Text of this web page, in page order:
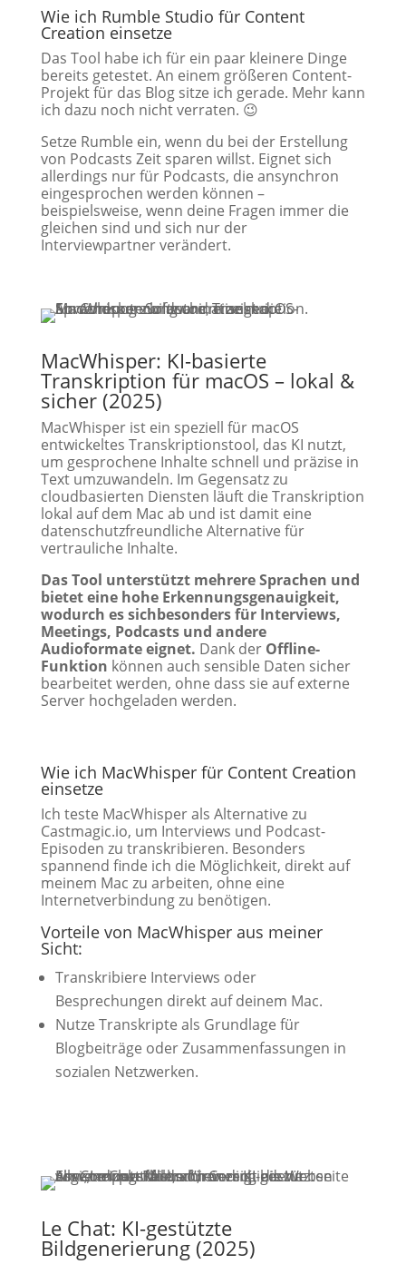
Wie ich Rumble Studio für Content
Creation einsetze
Das Tool habe ich für ein paar kleinere Dinge
bereits getestet. An einem größeren Content-
Projekt für das Blog sitze ich gerade. Mehr kann
ich dazu noch nicht verraten. 😉
Setze Rumble ein, wenn du bei der Erstellung
von Podcasts Zeit sparen willst. Eignet sich
allerdings nur für Podcasts, die ansynchron
eingesprochen werden können –
beispielsweise, wenn deine Fragen immer die
gleichen sind und sich nur der
Interviewpartner verändert.
MacWhisper: KI-basierte
Transkription für macOS – lokal &
sicher (2025)
MacWhisper ist ein speziell für macOS
entwickeltes Transkriptionstool, das KI nutzt,
um gesprochene Inhalte schnell und präzise in
Text umzuwandeln. Im Gegensatz zu
cloudbasierten Diensten läuft die Transkription
lokal auf dem Mac ab und ist damit eine
datenschutzfreundliche Alternative für
vertrauliche Inhalte.
Das Tool unterstützt mehrere Sprachen und
bietet eine hohe Erkennungsgenauigkeit,
wodurch es sichbesonders für Interviews,
Meetings, Podcasts und andere
Audioformate eignet. Dank der Offline-
Funktion können auch sensible Daten sicher
bearbeitet werden, ohne dass sie auf externe
Server hochgeladen werden.
Wie ich MacWhisper für Content Creation
einsetze
Ich teste MacWhisper als Alternative zu
Castmagic.io, um Interviews und Podcast-
Episoden zu transkribieren. Besonders
spannend finde ich die Möglichkeit, direkt auf
meinem Mac zu arbeiten, ohne eine
Internetverbindung zu benötigen.
Vorteile von MacWhisper aus meiner
Sicht:
Transkribiere Interviews oder
Besprechungen direkt auf deinem Mac.
Nutze Transkripte als Grundlage für
Blogbeiträge oder Zusammenfassungen in
sozialen Netzwerken.
Le Chat: KI-gestützte
Bildgenerierung (2025)